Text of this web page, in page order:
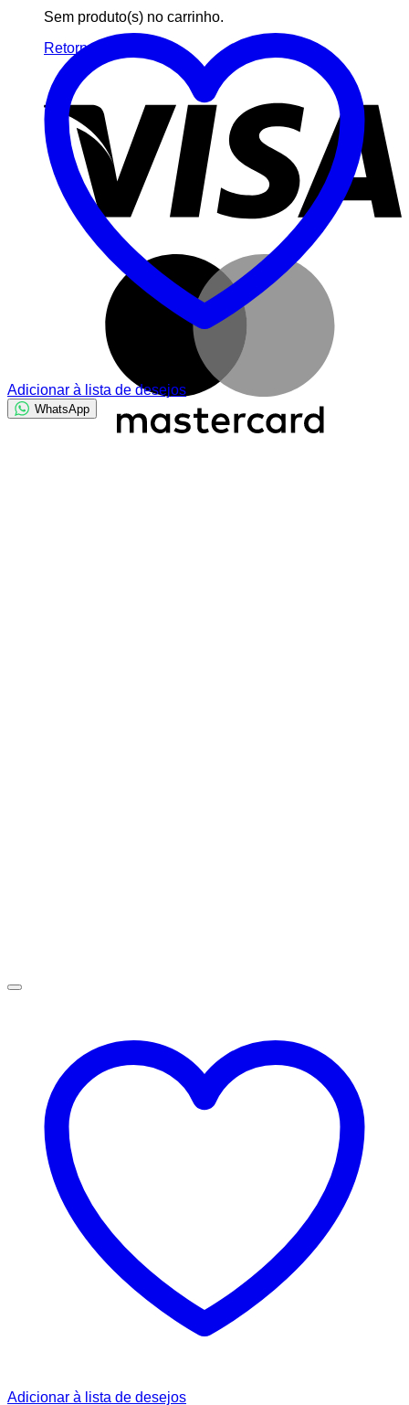
Sem produto(s) no carrinho.
Retornar para a loja
Adicionar à lista de desejos
WhatsApp
Adicionar à lista de desejos